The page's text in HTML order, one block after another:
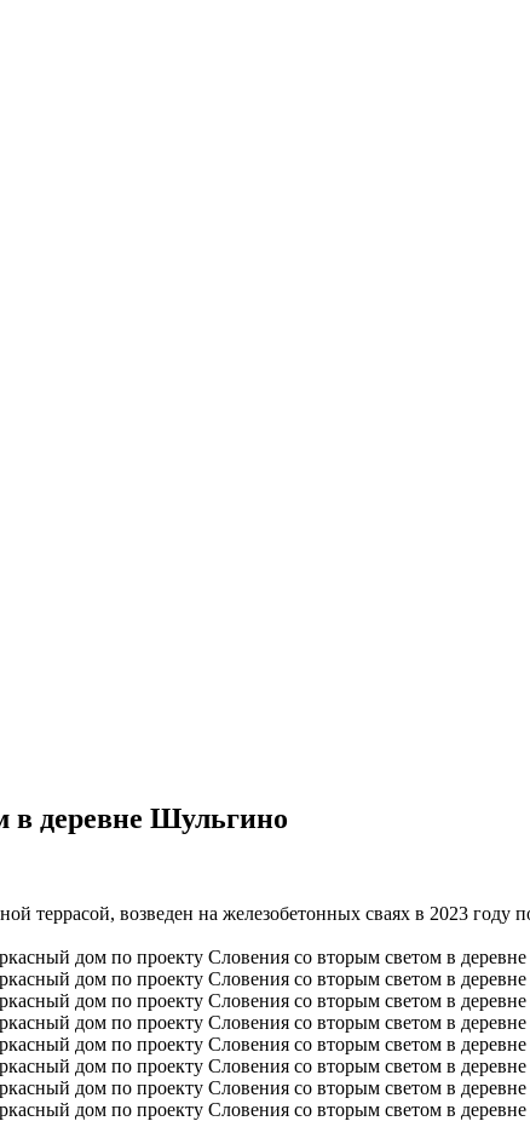
в деревне Шульгино
возведен на железобетонных сваях в 2023 году